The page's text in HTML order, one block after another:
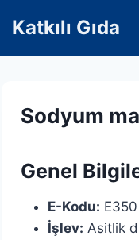
content
Katkılı Gıda
Sodyum
Genel
E-Kodu: E350
İşlev: Asitlik